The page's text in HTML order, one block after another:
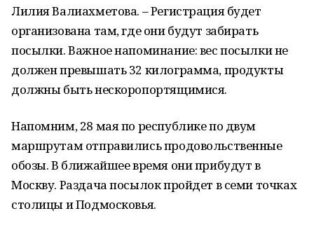
Лилия Валиахметова. – Регистрация будет
организована там, где они будут забирать
посылки. Важное напоминание: вес посылки не
должен превышать 32 килограмма, продукты
должны быть нескоропортящимися.
Напомним, 28 мая по республике по двум
маршрутам отправились продовольственные
обозы. В ближайшее время они прибудут в
Москву. Раздача посылок пройдет в семи точках
столицы и Подмосковья.